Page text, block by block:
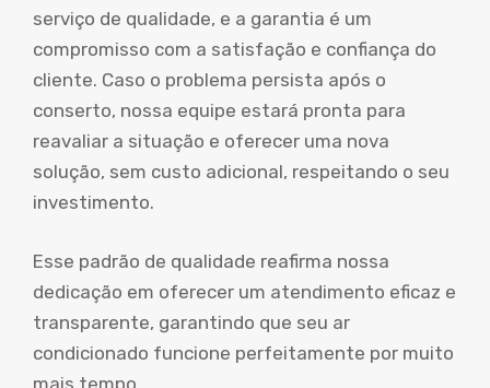
serviço de qualidade, e a garantia é um
compromisso com a satisfação e confiança do
cliente. Caso o problema persista após o
conserto, nossa equipe estará pronta para
reavaliar a situação e oferecer uma nova
solução, sem custo adicional, respeitando o seu
investimento.
Esse padrão de qualidade reafirma nossa
dedicação em oferecer um atendimento eficaz e
transparente, garantindo que seu ar
condicionado funcione perfeitamente por muito
mais tempo.